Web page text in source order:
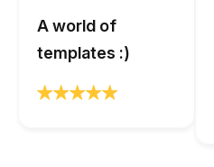
A world of
templates :)